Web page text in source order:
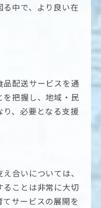
中で、より良い在
配送サービスを通
を把握し、地域・民
、必要となる支援
合いについては、
ことは非常に大切
サービスの展開を